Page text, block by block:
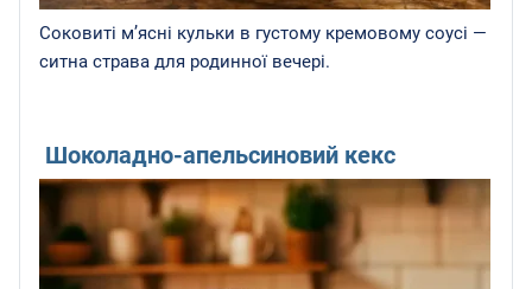
Соковиті м’ясні кульки в густому кремовому соусі —
ситна страва для родинної вечері.
Шоколадно-апельсиновий кекс